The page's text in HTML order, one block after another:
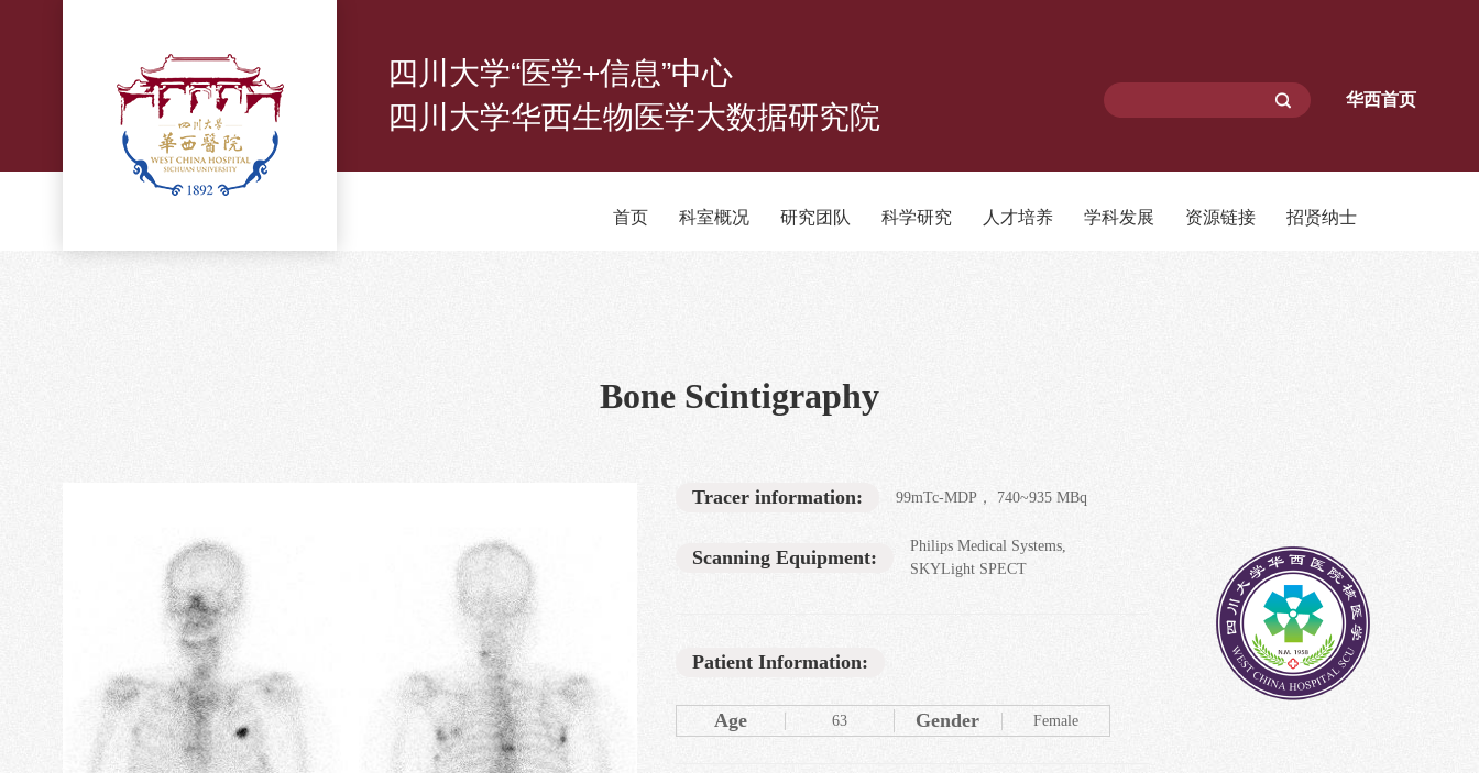
华西首页
四川大学“医学+信息”中心
四川大学华西生物医学大数据研究院
首页 科室概况 研究团队 科学研究 人才培养 学科发展 资源链接 招贤纳士
Bone Scintigraphy
Tracer information: 99mTc-MDP， 740~935 MBq
Scanning Equipment:
Philips Medical Systems,
SKYLight SPECT
Patient Information:
Age 63 Gender Female